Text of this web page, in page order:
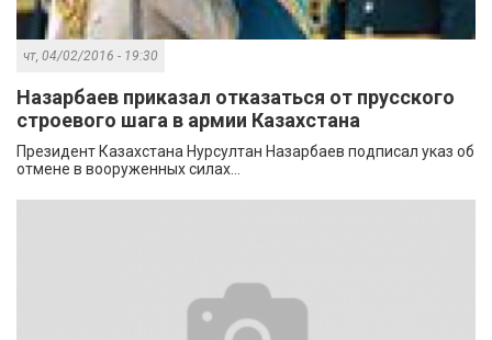
чт, 04/02/2016 - 19:30
Назарбаев приказал отказаться от прусского
строевого шага в армии Казахстана
Президент Казахстана Нурсултан Назарбаев подписал указ об
отмене в вооруженных силах...